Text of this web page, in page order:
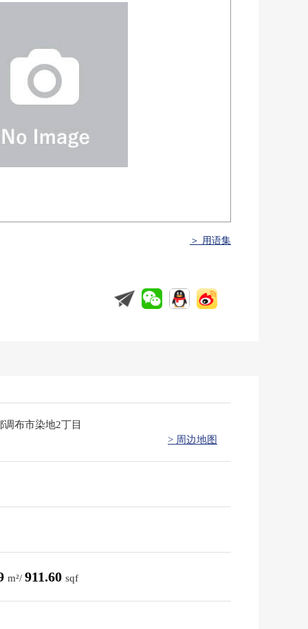
＞ 用语集
调布市染地2丁目
> 周边地图
m²/ 911.60 sqf